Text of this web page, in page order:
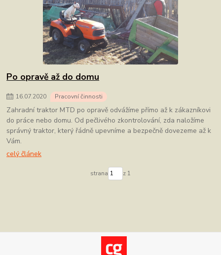
Po opravě až do domu
16.07.2020 Pracovní činnosti
Zahradní traktor MTD po opravě odvážíme přímo až k zákazníkovi
do práce nebo domu. Od pečlivého zkontrolování, zda naložíme
správný traktor, který řádně upevníme a bezpečně dovezeme až k
Vám.
celý článek
strana z 1